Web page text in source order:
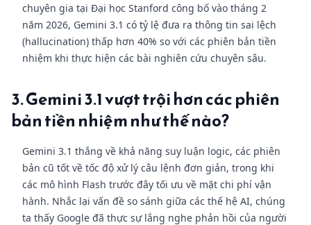
chuyên gia tại Đại học Stanford công bố vào tháng 2
năm 2026, Gemini 3.1 có tỷ lệ đưa ra thông tin sai lệch
(hallucination) thấp hơn 40% so với các phiên bản tiền
nhiệm khi thực hiện các bài nghiên cứu chuyên sâu.
3. Gemini 3.1 vượt trội hơn các phiên
bản tiền nhiệm như thế nào?
Gemini 3.1 thắng về khả năng suy luận logic, các phiên
bản cũ tốt về tốc độ xử lý câu lệnh đơn giản, trong khi
các mô hình Flash trước đây tối ưu về mặt chi phí vận
hành. Nhắc lại vấn đề so sánh giữa các thế hệ AI, chúng
ta thấy Google đã thực sự lắng nghe phản hồi của người